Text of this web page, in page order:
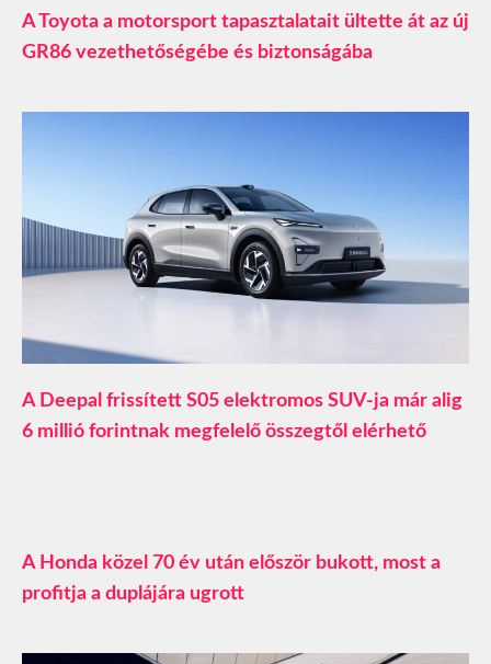
A Toyota a motorsport tapasztalatait ültette át az új
GR86 vezethetőségébe és biztonságába
A Deepal frissített S05 elektromos SUV-ja már alig
6 millió forintnak megfelelő összegtől elérhető
A Honda közel 70 év után először bukott, most a
profitja a duplájára ugrott